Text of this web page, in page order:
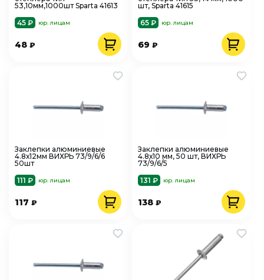
53,10мм,1000шт Sparta 41613
45 ₽
юр. лицам
48 ₽
шт, Sparta 41615
65 ₽
юр. лицам
69₽
Заклепки алюминиевые
4.8х12мм ВИХРЬ 73/9/6/6
50шт
111 ₽
юр. лицам
117 ₽
Заклепки алюминиевые
4.8х10 мм, 50 шт, ВИХРЬ
73/9/6/5
131 ₽
юр. лицам
138₽